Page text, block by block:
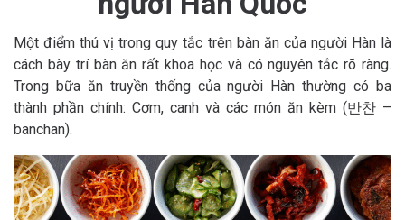
Một điểm thú vị trong quy tắc trên bàn ăn của người Hàn là
cách bày trí bàn ăn rất khoa học và có nguyên tắc rõ ràng.
Trong bữa ăn truyền thống của người Hàn thường có ba
thành phần chính: Cơm, canh và các món ăn kèm (반찬 –
banchan).